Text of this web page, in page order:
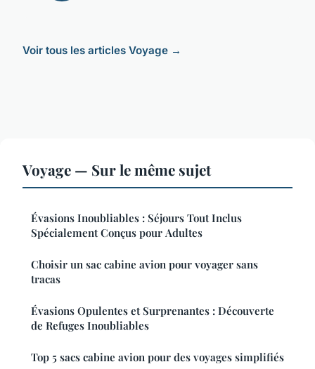
Voir tous les articles Voyage →
Voyage — Sur le même sujet
Évasions Inoubliables : Séjours Tout Inclus
Spécialement Conçus pour Adultes
Choisir un sac cabine avion pour voyager sans
tracas
Évasions Opulentes et Surprenantes : Découverte
de Refuges Inoubliables
Top 5 sacs cabine avion pour des voyages simplifiés